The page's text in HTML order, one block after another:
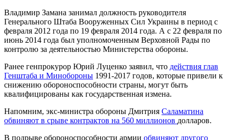
Владимир Замана занимал должность руководителя
Генерального Штаба Вооруженных Сил Украины в период с
февраля 2012 года по 19 февраля 2014 года. А с 22 февраля по
июнь 2014 года был уполномоченным Верховной Рады по
контролю за деятельностью Министерства обороны.
Ранее генпрокурор Юрий Луценко заявил, что действия глав
Генштаба и Минобороны 1991-2017 годов, которые привели к
снижению обороноспособности страны, могут быть
квалифицированы как государственная измена.
Напомним, экс-министра обороны Дмитрия Саламатина
обвиняют в срыве контрактов на 560 миллионов долларов.
В подрыве обороноспособности армии обвиняют другого